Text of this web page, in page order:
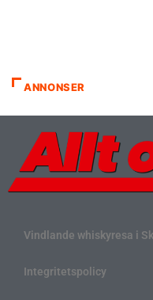
ANNONSER
Vindlande whiskyresa i
Integritetspolicy